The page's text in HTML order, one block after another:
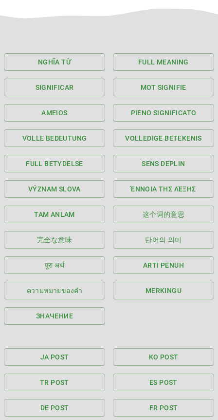
NGHĨA TỪ FULL MEANING
SIGNIFICAR MOT SIGNIFIE
AMEIOS PIENO SIGNIFICATO
VOLLE BEDEUTUNG VOLLEDIGE BETEKENIS
FULL BETYDELSE SENS DEPLIN
VÝZNAM SLOVA ΈΝΝΟΙΑ ΤΗΣ ΛΈΞΗΣ
TAM ANLAM 这个词的意思
完全な意味 단어의 의미
पूरा अर्थ ARTI PENUH
ความหมายของคำ MERKINGU
ЗНАЧЕНИЕ
JA POST KO POST
TR POST ES POST
DE POST FR POST